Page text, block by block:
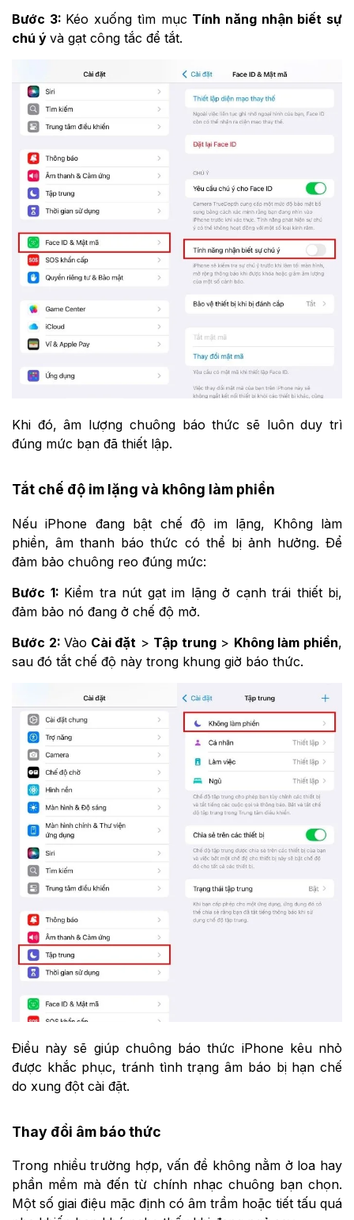
Bước 3: Kéo xuống tìm mục Tính năng nhận biết sự
chú ý và gạt công tắc để tắt.
Khi đó, âm lượng chuông báo thức sẽ luôn duy trì
đúng mức bạn đã thiết lập.
Tắt chế độ im lặng và không làm phiền
Nếu iPhone đang bật chế độ im lặng, Không làm
phiền, âm thanh báo thức có thể bị ảnh hưởng. Để
đảm bảo chuông reo đúng mức:
Bước 1: Kiểm tra nút gạt im lặng ở cạnh trái thiết bị,
đảm bảo nó đang ở chế độ mở.
Bước 2:Vào Cài đặt > Tập trung> Không làm phiền,
sau đó tắt chế độ này trong khung giờ báo thức.
Điều này sẽ giúp chuông báo thức iPhone kêu nhỏ
được khắc phục, tránh tình trạng âm báo bị hạn chế
do xung đột cài đặt.
Thay đổi âm báo thức
Trong nhiều trường hợp, vấn đề không nằm ở loa hay
phần mềm mà đến từ chính nhạc chuông bạn chọn.
Một số giai điệu mặc định có âm trầm hoặc tiết tấu quá